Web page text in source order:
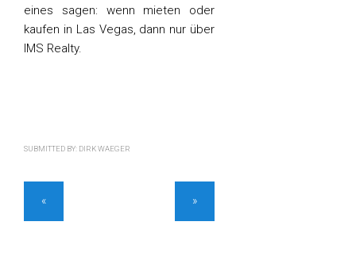
eines sagen: wenn mieten oder
kaufen in Las Vegas, dann nur über
IMS Realty.
SUBMITTED BY: DIRK WAEGER
« »